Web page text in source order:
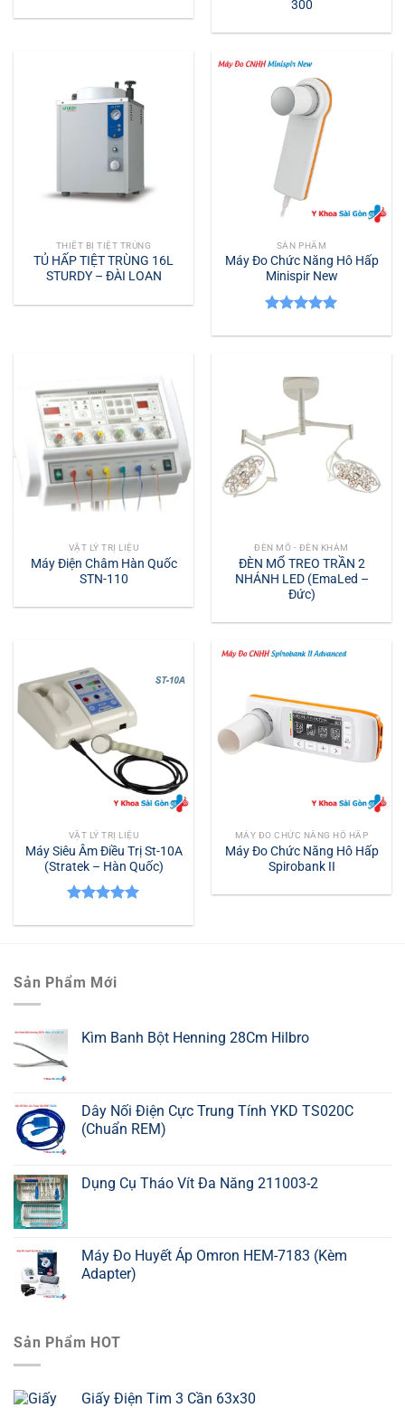
300
THIẾT BỊ TIỆT TRÙNG
TỦ HẤP TIỆT TRÙNG 16L
STURDY – ĐÀI LOAN
SẢN PHẨM
Máy Đo Chức Năng Hô Hấp
Minispir New
hạng5.00
VẬT LÝ TRỊ LIỆU
Máy Điện Châm Hàn Quốc
STN-110
ĐÈN MỔ - ĐÈN KHÁM
ĐÈN MỔ TREO TRẦN 2
NHÁNH LED (EmaLed –
Đức)
VẬT LÝ TRỊ LIỆU
Máy Siêu Âm Điều Trị St-10A
(Stratek – Hàn Quốc)
hạng5.00
MÁY ĐO CHỨC NĂNG HÔ HẤP
Máy Đo Chức Năng Hô Hấp
Spirobank II
Sản Phẩm Mới
Kìm Banh Bột Henning 28Cm Hilbro
Dây Nối Điện Cực Trung Tính YKD TS020C
(Chuẩn REM)
Dụng Cụ Tháo Vít Đa Năng 211003-2
Máy Đo Huyết Áp Omron HEM-7183 (Kèm
Adapter)
Sản Phẩm HOT
Giấy Điện Tim 3 Cần 63x30